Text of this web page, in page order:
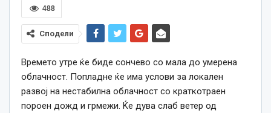
488
Сподели
Времето утре ќе биде сончево со мала до умерена
облачност. Попладне ќе има услови за локален
развој на нестабилна облачност со краткотраен
пороен дожд и грмежи. Ќе дува слаб ветер од